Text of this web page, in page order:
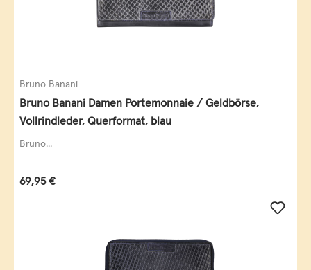
Bruno Banani
Bruno Banani Damen Portemonnaie / Geldbörse,
Vollrindleder, Querformat, blau
Bruno...
Regulärer Preis:
69,95 €